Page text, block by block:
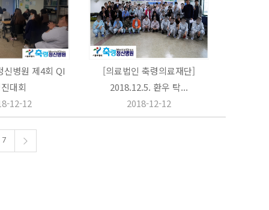
신병원 제4회 QI
대회
12-12
[의료법인 축령의료재단]
2018.12.5. 환우 탁...
2018-12-12
7